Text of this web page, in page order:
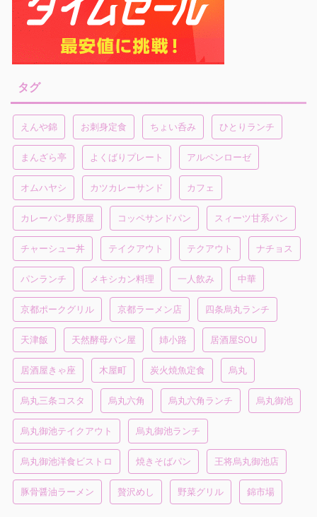
タグ
えんや錦 お刺身定食 ちょい呑み ひとりランチ
まんざら亭 よくばりプレート アルペンローゼ
オムハヤシ カツカレーサンド カフェ
カレーパン野原屋 コッペサンドパン スィーツ甘系パン
チャーシュー丼 テイクアウト テクアウト ナチョス
パンランチ メキシカン料理 一人飲み 中華
京都ポークグリル 京都ラーメン店 四条烏丸ランチ
天津飯 天然酵母パン屋 姉小路 居酒屋SOU
居酒屋きゃ座 木屋町 炭火焼魚定食 烏丸
烏丸三条コスタ 烏丸六角 烏丸六角ランチ 烏丸御池
烏丸御池テイクアウト 烏丸御池ランチ
烏丸御池洋食ビストロ 焼きそばパン 王将烏丸御池店
豚骨醤油ラーメン 贅沢めし 野菜グリル 錦市場